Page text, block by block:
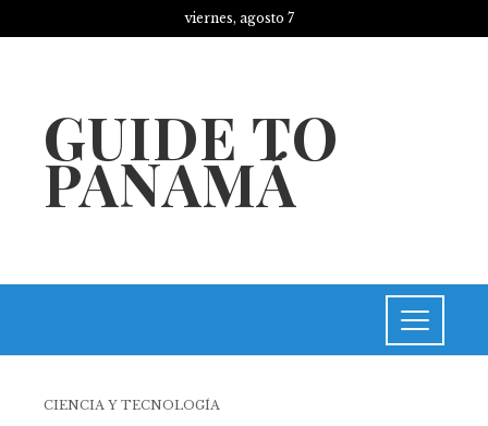
viernes, agosto 7
GUIDE TO
PANAMÁ
CIENCIA Y TECNOLOGÍA